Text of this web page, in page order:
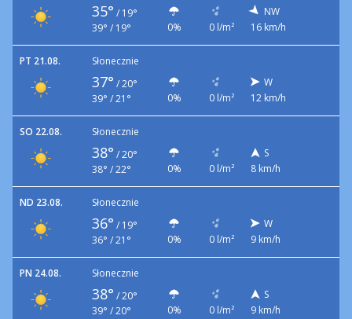
35° / 19°
39° / 19°
0% 0 l/m²
NW
16 km/h
PT 21.08. Słonecznie
37° / 20°
39° / 21°
0% 0 l/m²
W
12 km/h
SO 22.08. Słonecznie
38° / 20°
38° / 22°
0% 0 l/m²
S
8 km/h
ND 23.08. Słonecznie
36° / 19°
36° / 21°
0% 0 l/m²
W
9 km/h
PN 24.08. Słonecznie
38° / 20°
39° / 20°
0% 0 l/m²
S
9 km/h